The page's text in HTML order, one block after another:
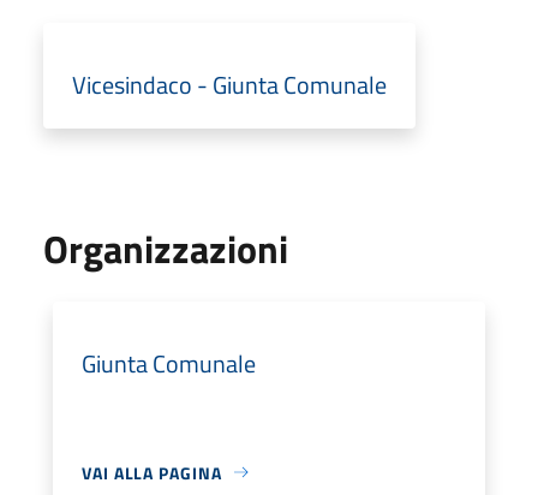
Vicesindaco - Giunta Comunale
Organizzazioni
Giunta Comunale
VAI ALLA PAGINA